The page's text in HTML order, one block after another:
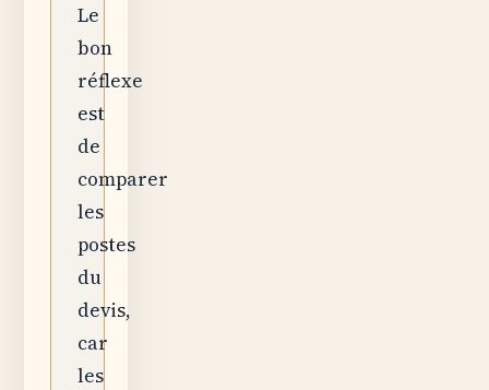
Le
bon
réflexe
est
de
comparer
les
postes
du
devis,
car
les